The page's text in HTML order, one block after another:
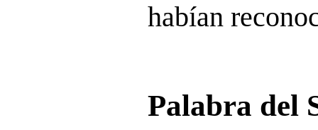
habían
Palabra del